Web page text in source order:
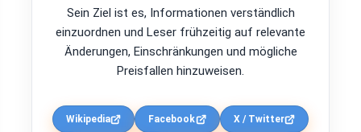
Sein Ziel ist es, Informationen verständlich
einzuordnen und Leser frühzeitig auf relevante
Änderungen, Einschränkungen und mögliche
Preisfallen hinzuweisen.
Wikipedia Facebook X / Twitter